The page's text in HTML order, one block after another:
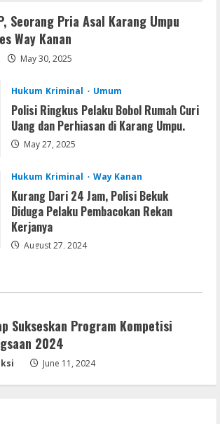
Remux
Coyote vs. Acme 2026 Pre-DVDRip
2160𝚙 AVC
Serialers
MATLAB R2024b Crack exe [Full] x64
Bypass
Serialers
VMware Workstation Portable +
Activator Final
Premium
August 6, 2026
Seorang Pria Asal Karang Umpu
Way Kanan
May 30, 2025
Hukum Kriminal Umum
Polisi Ringkus Pelaku Bobol Rumah Curi
Uang dan Perhiasan di Karang Umpu.
May 27, 2025
Hukum Kriminal Way Kanan
Kurang Dari 24 Jam, Polisi Bekuk
Diduga Pelaku Pembacokan Rekan
Kerjanya
August 27, 2024
Sukseskan Program Kompetisi
2024
June 11, 2024